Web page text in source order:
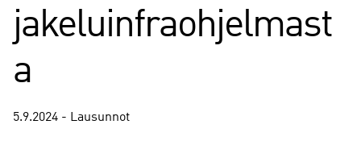
jakeluinfraohjelmast
a
5.9.2024 - Lausunnot